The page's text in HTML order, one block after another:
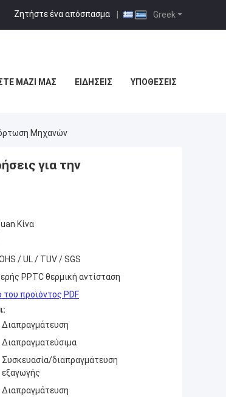
Greek
Ζητήστε ένα απόσπασμα |
ΜΑΖΊ ΜΑΣ ΕΙΔΉΣΕΙΣ ΥΠΟΘΈΣΕΙΣ
Μηχανών
για την
Κίνα
/ UL / TUV / SGS
PPTC θερμική αντίσταση
του προϊόντος PDF
Διαπραγμάτευση
Διαπραγματεύσιμα
Συσκευασία/διαπραγμάτευση
εξαγωγής
Διαπραγμάτευση